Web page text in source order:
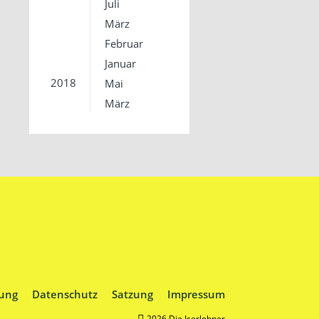
Juli
März
Februar
Januar
2018
Mai
März
Datenschutz Satzung Impressum